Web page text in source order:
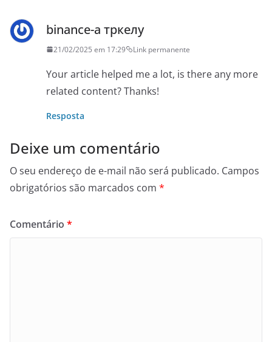
binance-а тркелу
21/02/2025 em 17:29 Link permanente
Your article helped me a lot, is there any more
related content? Thanks!
Resposta
Deixe um comentário
O seu endereço de e-mail não será publicado. Campos
obrigatórios são marcados com *
Comentário *